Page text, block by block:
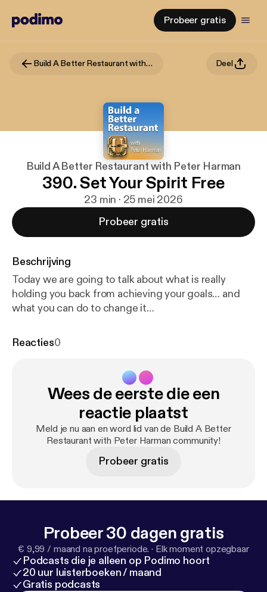
Probeer gratis
Build A Better Restaurant with Peter Harman Deel
Build A Better Restaurant with Peter Harman
390. Set Your Spirit Free
23 min · 25 mei 2026
Probeer gratis
Beschrijving
Today we are going to talk about what is really
holding you back from achieving your goals… and
what you can do to change it…
Reacties0
Wees de eerste die een
reactie plaatst
Meld je nu aan en word lid van de Build A Better
Restaurant with Peter Harman community!
Probeer gratis
Probeer 30 dagen gratis
€ 9,99 / maand na proefperiode. · Elk moment opzegbaar
Podcasts die je alleen op Podimo hoort
20 uur luisterboeken / maand
Gratis podcasts